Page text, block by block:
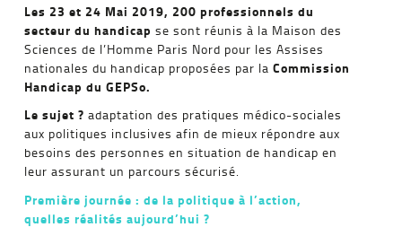
Les 23 et 24 Mai 2019, 200 professionnels du
secteur du handicap se sont réunis à la Maison des
Sciences de l’Homme Paris Nord pour les Assises
nationales du handicap proposées par laCommission
Handicap du GEPSo.
Le sujet ? adaptation des pratiques médico-sociales
aux politiques inclusives afin de mieux répondre aux
besoins des personnes en situation de handicap en
leur assurant un parcours sécurisé.
Première journée : de la politique à l’action,
quelles réalités aujourd’hui ?